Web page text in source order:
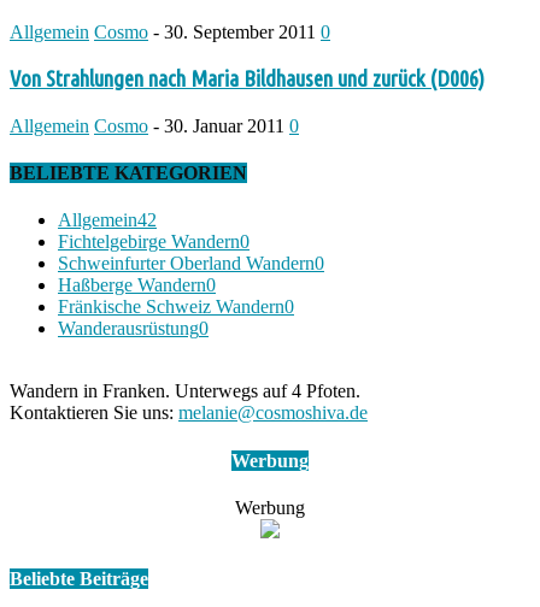
Allgemein Cosmo - 30. September 2011 0
Von Strahlungen nach Maria Bildhausen und zurück (D006)
Allgemein Cosmo - 30. Januar 2011 0
BELIEBTE KATEGORIEN
Allgemein42
Fichtelgebirge Wandern0
Schweinfurter Oberland Wandern0
Haßberge Wandern0
Fränkische Schweiz Wandern0
Wanderausrüstung0
Wandern in Franken. Unterwegs auf 4 Pfoten.
Kontaktieren Sie uns: melanie@cosmoshiva.de
Werbung
Werbung
Beliebte Beiträge